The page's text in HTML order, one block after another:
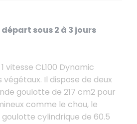
départ sous 2 à 3 jours
vitesse CL100 Dynamic
Il dispose de deux
goulotte de 217 cm2 pour
comme le chou, le
cylindrique de 60.5